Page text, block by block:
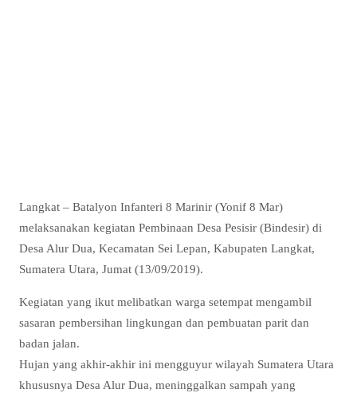
Langkat – Batalyon Infanteri 8 Marinir (Yonif 8 Mar)
melaksanakan kegiatan Pembinaan Desa Pesisir (Bindesir) di
Desa Alur Dua, Kecamatan Sei Lepan, Kabupaten Langkat,
Sumatera Utara, Jumat (13/09/2019).
Kegiatan yang ikut melibatkan warga setempat mengambil
sasaran pembersihan lingkungan dan pembuatan parit dan
badan jalan.
Hujan yang akhir-akhir ini mengguyur wilayah Sumatera Utara
khususnya Desa Alur Dua, meninggalkan sampah yang